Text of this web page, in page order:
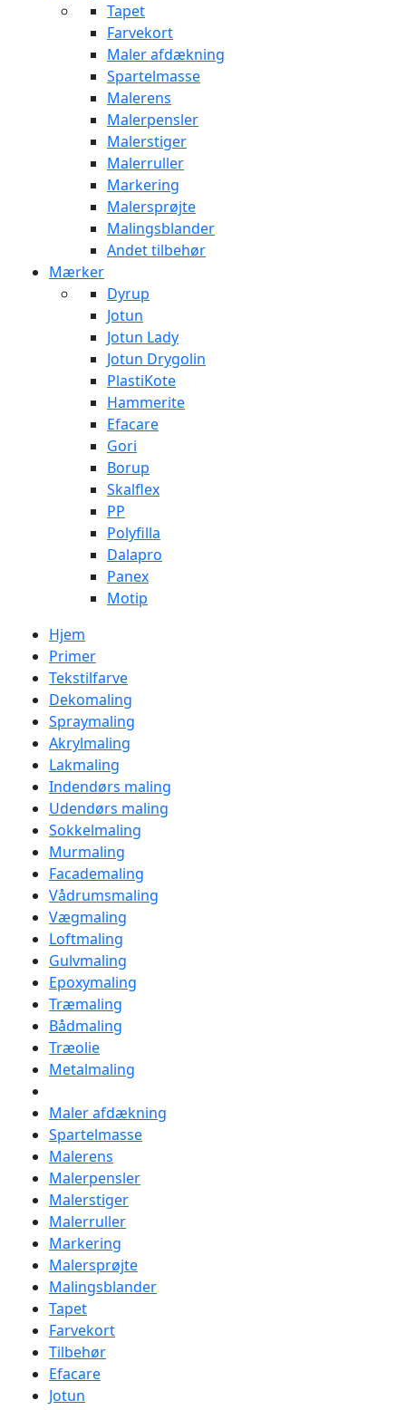
Tapet
Farvekort
Maler afdækning
Spartelmasse
Malerens
Malerpensler
Malerstiger
Malerruller
Markering
Malersprøjte
Malingsblander
Andet tilbehør
Mærker
Dyrup
Jotun
Jotun Lady
Jotun Drygolin
PlastiKote
Hammerite
Efacare
Gori
Borup
Skalflex
PP
Polyfilla
Dalapro
Panex
Motip
Hjem
Primer
Tekstilfarve
Dekomaling
Spraymaling
Akrylmaling
Lakmaling
Indendørs maling
Udendørs maling
Sokkelmaling
Murmaling
Facademaling
Vådrumsmaling
Vægmaling
Loftmaling
Gulvmaling
Epoxymaling
Træmaling
Bådmaling
Træolie
Metalmaling
Maler afdækning
Spartelmasse
Malerens
Malerpensler
Malerstiger
Malerruller
Markering
Malersprøjte
Malingsblander
Tapet
Farvekort
Tilbehør
Efacare
Jotun